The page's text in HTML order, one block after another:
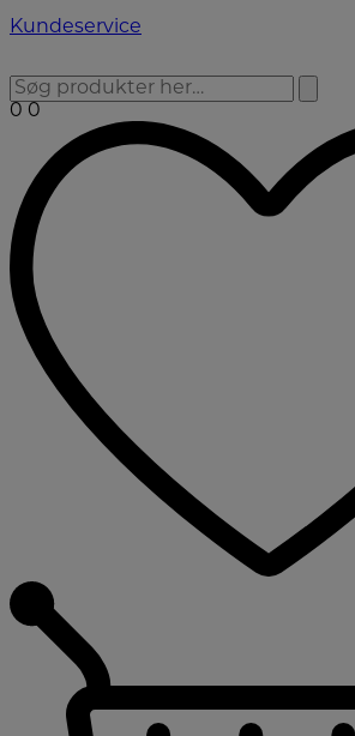
Kundeservice
0 0